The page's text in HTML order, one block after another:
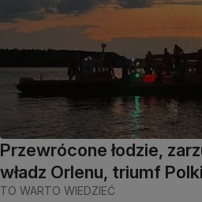
Przewrócone łodzie,
władz Orlenu, triumf Polki
TO WARTO WIEDZIEĆ